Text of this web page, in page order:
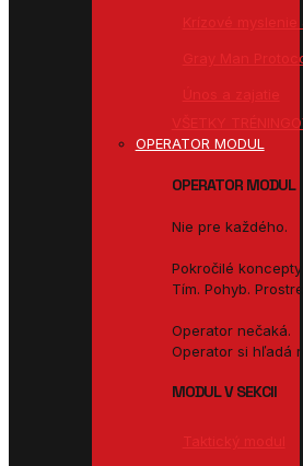
Krízové
Gray Man
Únos a zajatie
VŠETKY
OPERATOR MODUL
OPERATOR MODUL
Nie pre každého.
Pokročilé koncepty
Tím. Pohyb.
Operator nečaká.
Operator si hľadá
MODUL V SEKCII
Taktický modul